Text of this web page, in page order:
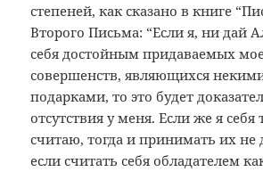
степеней, как сказано в книге
Второго Письма: “Если я, ни дай
себя достойным придаваемых
совершенств, являющихся
подарками, то это будет
отсутствия у меня. Если же я
считаю, тогда и принимать их не
если считать себя обладателем